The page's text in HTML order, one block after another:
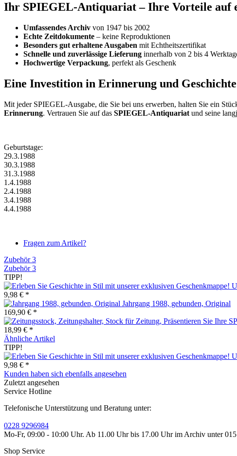
Ihr SPIEGEL-Antiquariat – Ihre Vorteile auf
Umfassendes Archiv von 1947 bis 2002
Echte Zeitdokumente – keine Reproduktionen
Besonders gut erhaltene Ausgaben mit Echtheitszertifikat
Schnelle und zuverlässige Lieferung innerhalb von 2 bis 4
Hochwertige Verpackung, perfekt als Geschenk
Eine Investition in Erinnerung und Geschichte
Mit jeder SPIEGEL-Ausgabe, die Sie bei uns erwerben, halten Sie ein
Erinnerung. Vertrauen Sie auf das SPIEGEL-Antiquariat und seine
Geburtstage:
29.3.1988
30.3.1988
31.3.1988
1.4.1988
2.4.1988
3.4.1988
4.4.1988
Fragen zum Artikel?
Zubehör3
Zubehör3
TIPP!
9,98 € *
Jahrgang 1988, gebunden, Original
169,90 € *
18,99 € *
Ähnliche Artikel
TIPP!
9,98 € *
Kunden haben sich ebenfalls angesehen
Zuletzt angesehen
Service Hotline
Telefonische Unterstützung und Beratung unter:
0228 9296984
Mo-Fr, 09:00 - 10:00 Uhr. Ab 11.00 Uhr bis 17.00 Uhr im Archiv unter
Shop Service